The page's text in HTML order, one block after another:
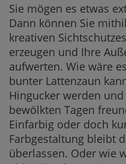
Sie mögen es etwas
Dann können Sie
kreativen
erzeugen und Ihre
aufwerten. Wie wäre
bunter Lattenzaun
Hingucker werden
bewölkten Tagen
Einfarbig oder doch
Farbgestaltung bleibt
überlassen. Oder wie